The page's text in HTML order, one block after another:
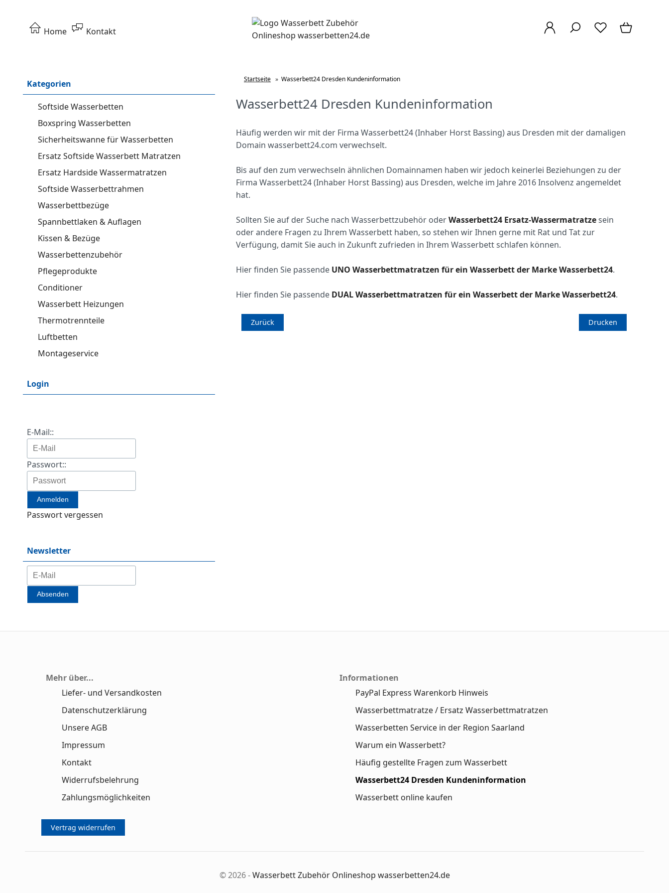
Home Kontakt
Kategorien
Softside Wasserbetten
Boxspring Wasserbetten
Sicherheitswanne für Wasserbetten
Ersatz Softside Wasserbett Matratzen
Ersatz Hardside Wassermatratzen
Softside Wasserbettrahmen
Wasserbettbezüge
Spannbettlaken & Auflagen
Kissen & Bezüge
Wasserbettenzubehör
Pflegeprodukte
Conditioner
Wasserbett Heizungen
Thermotrennteile
Luftbetten
Montageservice
Login
E-Mail::
Passwort::
Passwort vergessen
Newsletter
Startseite » Wasserbett24 Dresden Kundeninformation
Wasserbett24 Dresden Kundeninformation
Häufig werden wir mit der Firma Wasserbett24 (Inhaber Horst Bassing) aus Dresden mit der damaligen
Domain wasserbett24.com verwechselt.
Bis auf den zum verwechseln ähnlichen Domainnamen haben wir jedoch keinerlei Beziehungen zu der
Firma Wasserbett24 (Inhaber Horst Bassing) aus Dresden, welche im Jahre 2016 Insolvenz angemeldet
hat.
Sollten Sie auf der Suche nach Wasserbettzubehör oderWasserbett24 Ersatz-Wassermatratzesein
oder andere Fragen zu Ihrem Wasserbett haben, so stehen wir Ihnen gerne mit Rat und Tat zur
Verfügung, damit Sie auch in Zukunft zufrieden in Ihrem Wasserbett schlafen können.
Hier finden Sie passende UNO Wasserbettmatratzen für ein Wasserbett der Marke Wasserbett24.
Hier finden Sie passende DUAL Wasserbettmatratzen für ein Wasserbett der Marke Wasserbett24.
Zurück Drucken
Mehr über...
Liefer- und Versandkosten
Datenschutzerklärung
Unsere AGB
Impressum
Kontakt
Widerrufsbelehrung
Zahlungsmöglichkeiten
Informationen
PayPal Express Warenkorb Hinweis
Wasserbettmatratze / Ersatz Wasserbettmatratzen
Wasserbetten Service in der Region Saarland
Warum ein Wasserbett?
Häufig gestellte Fragen zum Wasserbett
Wasserbett24 Dresden Kundeninformation
Wasserbett online kaufen
Vertrag widerrufen
© 2026 -Wasserbett Zubehör Onlineshop wasserbetten24.de